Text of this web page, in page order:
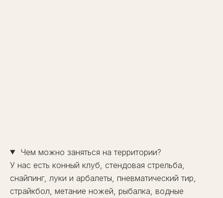
Чем можно заняться на территории?
У нас есть конный клуб, стендовая стрельба,
снайпинг, луки и арбалеты, пневматический тир,
страйкбол, метание ножей, рыбалка, водные